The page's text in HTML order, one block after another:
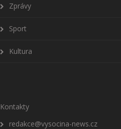
Zprávy
Sport
Kultura
Kontakty
redakce@vysocina-news.cz